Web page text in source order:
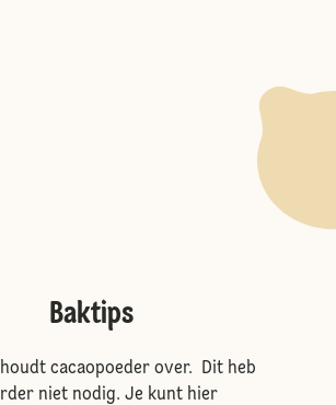
Baktips
cacaopoeder over. Dit heb
niet nodig. Je kunt hier